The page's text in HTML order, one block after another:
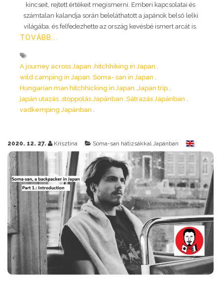
kincseit, rejtett értékeit megismerni. Emberi kapcsolatai és
számtalan kalandja során beleláthatott a japánok belső lelki
világába, és felfedezhette az ország kevésbé ismert arcát is.
TOVÁBB...
A journey across Japan hitchhiking in Japan
wild camping in Japan. Soma- san in Japan
Hungarian man hitchhicking in Japan Japan trip
japán utazás stoppolás Japánban Sátrazás Japánban
vadkemping Japánban
2020. 12. 27. Krisztina Soma-san hátizsákkal Japánban